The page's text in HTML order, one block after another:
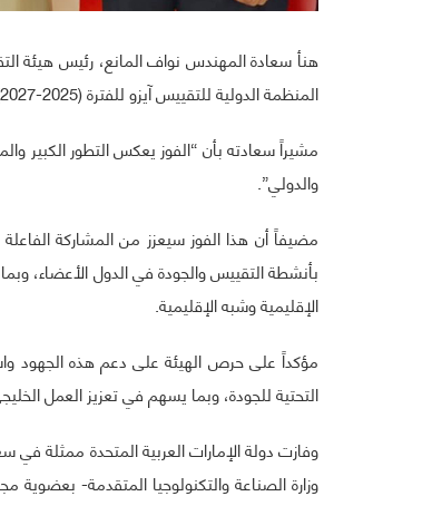
هنأ سعادة المهندس نواف المانع، رئيس هيئة
المنظمة الدولية للتقييس آيزو للفترة (2025-2027)م.
مشيراً سعادته بأن “الفوز يعكس التطور الكبير
والدولي”.
مضيفاً أن هذا الفوز سيعزز من المشاركة
بأنشطة التقييس والجودة في الدول الأعضاء،
الإقليمية وشبه الإقليمية.
مؤكداً على حرص الهيئة على دعم هذه الجهود
التحتية للجودة، وبما يسهم في تعزيز العمل
وفازت دولة الإمارات العربية المتحدة ممثلة في